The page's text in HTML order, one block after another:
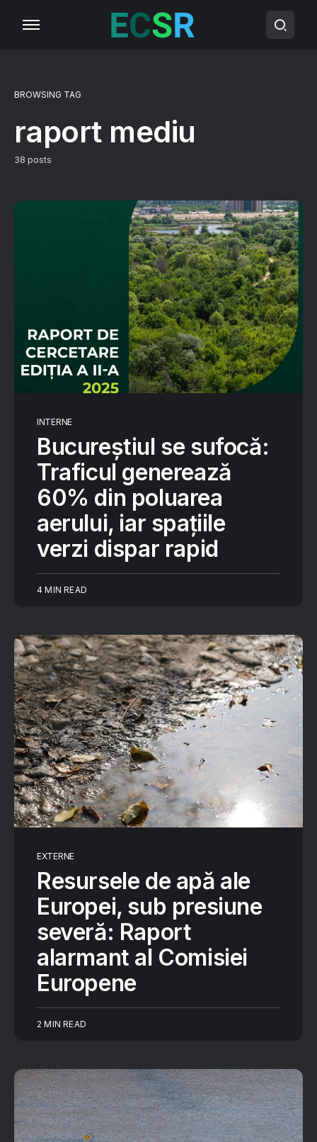
BROWSING TAG
raport mediu
38 posts
INTERNE
Bucureștiul se sufocă:
Traficul generează
60% din poluarea
aerului, iar spațiile
verzi dispar rapid
4 MIN READ
EXTERNE
Resursele de apă ale
Europei, sub presiune
severă: Raport
alarmant al Comisiei
Europene
2 MIN READ